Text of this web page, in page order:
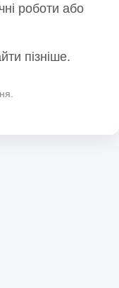
роботи або
пізніше.